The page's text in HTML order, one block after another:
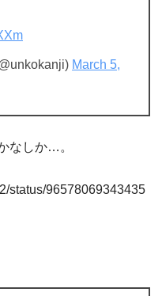
March 5,
なしか…。
status/96578069343435